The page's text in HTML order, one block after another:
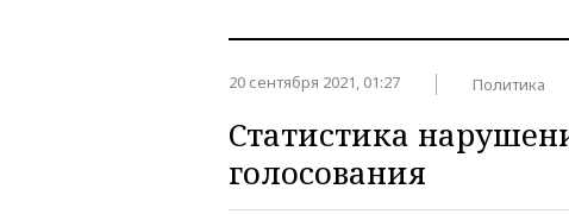
20 сентября 2021, 01:27 Политика
Статистика
голосования